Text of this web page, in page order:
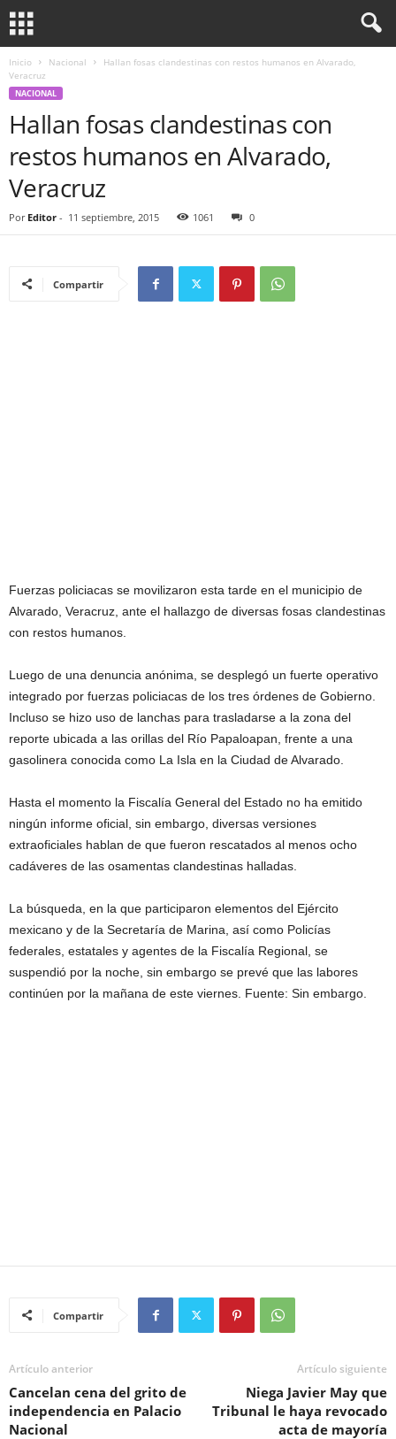
Inicio Nacional
Hallan fosas clandestinas con restos humanos en Alvarado,
Veracruz
NACIONAL
Hallan fosas clandestinas con
restos humanos en Alvarado,
Veracruz
Por Editor - 11 septiembre, 2015 1061 0
Compartir
Fuerzas policiacas se movilizaron esta tarde en el municipio de
Alvarado, Veracruz, ante el hallazgo de diversas fosas clandestinas
con restos humanos.
Luego de una denuncia anónima, se desplegó un fuerte operativo
integrado por fuerzas policiacas de los tres órdenes de Gobierno.
Incluso se hizo uso de lanchas para trasladarse a la zona del
reporte ubicada a las orillas del Río Papaloapan, frente a una
gasolinera conocida como La Isla en la Ciudad de Alvarado.
Hasta el momento la Fiscalía General del Estado no ha emitido
ningún informe oficial, sin embargo, diversas versiones
extraoficiales hablan de que fueron rescatados al menos ocho
cadáveres de las osamentas clandestinas halladas.
La búsqueda, en la que participaron elementos del Ejército
mexicano y de la Secretaría de Marina, así como Policías
federales, estatales y agentes de la Fiscalía Regional, se
suspendió por la noche, sin embargo se prevé que las labores
continúen por la mañana de este viernes. Fuente: Sin embargo.
Compartir
Artículo anterior
Cancelan cena del grito de
independencia en Palacio
Nacional
Artículo siguiente
Niega Javier May que
Tribunal le haya revocado
acta de mayoría